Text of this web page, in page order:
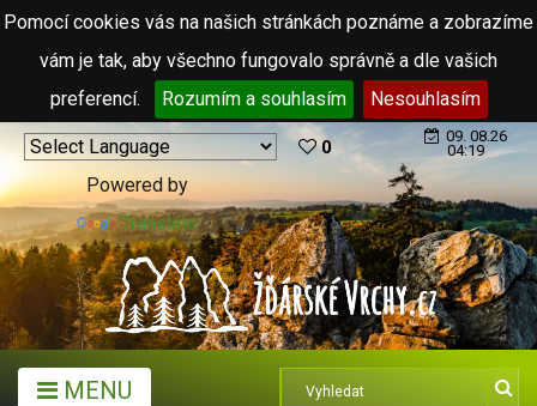
Pomocí cookies vás na našich stránkách poznáme a zobrazíme
vám je tak, aby všechno fungovalo správně a dle vašich
preferencí.
Rozumím a souhlasím Nesouhlasím
Powered by
Translate
0
09. 08.26
04:19
MENU